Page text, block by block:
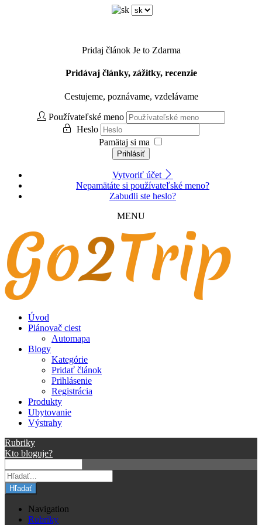
Pridaj článok Je to Zdarma
Pridávaj články, zážitky, recenzie
Cestujeme, poznávame, vzdelávame
Používateľské meno
Heslo
Pamätaj si ma
Prihlásiť
Vytvoriť účet
Nepamätáte si používateľské meno?
Zabudli ste heslo?
MENU
Úvod
Plánovač ciest
Automapa
Blogy
Kategórie
Pridať článok
Prihlásenie
Registrácia
Produkty
Ubytovanie
Výstrahy
Rubriky
Kto bloguje?
Hľadať
Navigation
Rubriky